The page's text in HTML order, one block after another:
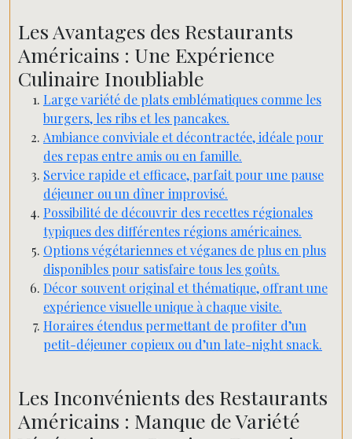
Les Avantages des Restaurants
Américains : Une Expérience
Culinaire Inoubliable
Large variété de plats emblématiques comme les
burgers, les ribs et les pancakes.
Ambiance conviviale et décontractée, idéale pour
des repas entre amis ou en famille.
Service rapide et efficace, parfait pour une pause
déjeuner ou un dîner improvisé.
Possibilité de découvrir des recettes régionales
typiques des différentes régions américaines.
Options végétariennes et véganes de plus en plus
disponibles pour satisfaire tous les goûts.
Décor souvent original et thématique, offrant une
expérience visuelle unique à chaque visite.
Horaires étendus permettant de profiter d’un
petit-déjeuner copieux ou d’un late-night snack.
Les Inconvénients des Restaurants
Américains : Manque de Variété